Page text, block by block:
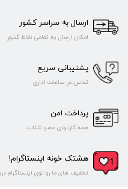
ارسال به سراسر کشور
امکان ارسال به تمامی نقاط کشور
پشتیبانی سریع
تماس در ساعات اداری
پرداخت امن
همه کارتهای عضو شتاب
هشتک خونه اینستاگرام!
تخفیف های ما رو توی اینستاگرام